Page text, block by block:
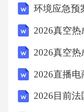
环境应急预